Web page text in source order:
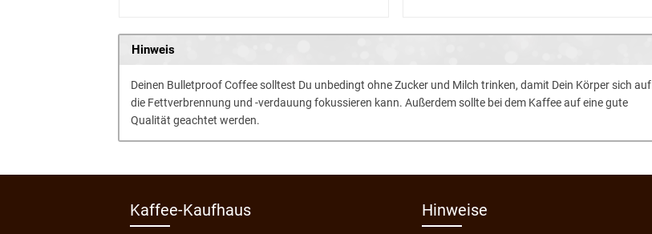
Hinweis
Deinen Bulletproof Coffee solltest Du unbedingt ohne Zucker und Milch trinken, damit Dein Körper sich auf
die Fettverbrennung und -verdauung fokussieren kann. Außerdem sollte bei dem Kaffee auf eine gute
Qualität geachtet werden.
Kaffee-Kaufhaus Hinweise